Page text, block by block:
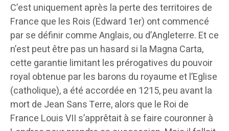
C’est uniquement après la perte des territoires de
France que les Rois (Edward 1er) ont commencé
par se définir comme Anglais, ou d’Angleterre. Et ce
n’est peut être pas un hasard si la Magna Carta,
cette garantie limitant les prérogatives du pouvoir
royal obtenue par les barons du royaume et l’Eglise
(catholique), a été accordée en 1215, peu avant la
mort de Jean Sans Terre, alors que le Roi de
France Louis VII s’apprêtait à se faire couronner à